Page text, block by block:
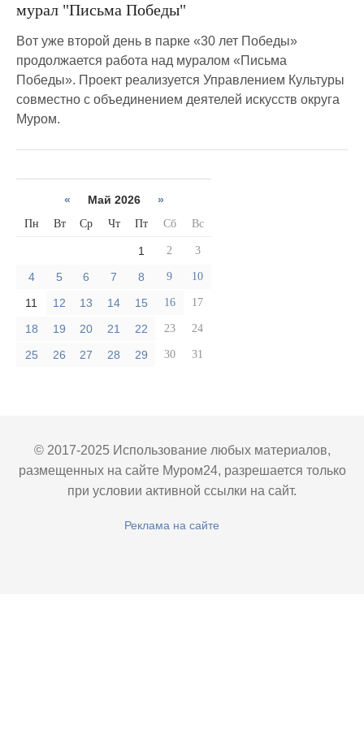
мурал "Письма Победы"
Вот уже второй день в парке «30 лет Победы»
продолжается работа над муралом «Письма
Победы». Проект реализуется Управлением Культуры
совместно с объединением деятелей искусств округа
Муром.
« Май 2026 »
Пн Вт Ср Чт Пт Сб Вс
1 2 3
4 5 6 7 8 9 10
11 12 13 14 15 16 17
18 19 20 21 22 23 24
25 26 27 28 29 30 31
© 2017-2025 Использование любых материалов,
размещенных на сайте Муром24, разрешается только
при условии активной ссылки на сайт.
Реклама на сайте